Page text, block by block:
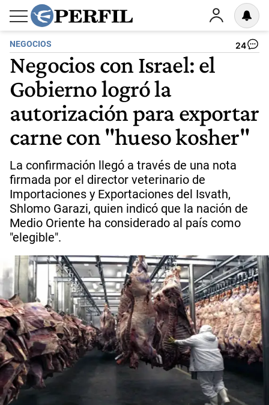
NEGOCIOS 24
Negocios con Israel: el
Gobierno logró la
autorización para exportar
carne con "hueso kosher"
La confirmación llegó a través de una nota
firmada por el director veterinario de
Importaciones y Exportaciones del Isvath,
Shlomo Garazi, quien indicó que la nación de
Medio Oriente ha considerado al país como
"elegible".